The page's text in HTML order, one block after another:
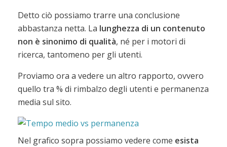
Detto ciò possiamo trarre una conclusione
abbastanza netta. La lunghezza di un contenuto
non è sinonimo di qualità, né per i motori di
ricerca, tantomeno per gli utenti.
Proviamo ora a vedere un altro rapporto, ovvero
quello tra % di rimbalzo degli utenti e permanenza
media sul sito.
Nel grafico sopra possiamo vedere come esista